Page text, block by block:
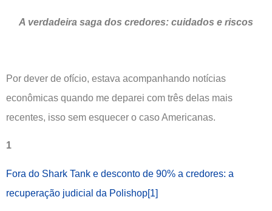
A verdadeira saga dos credores: cuidados e riscos
Por dever de ofício, estava acompanhando notícias
econômicas quando me deparei com três delas mais
recentes, isso sem esquecer o caso Americanas.
1
Fora do Shark Tank e desconto de 90% a credores: a
recuperação judicial da Polishop[1]